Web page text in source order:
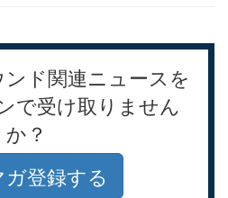
ド関連ニュースを
で受け取りません
か？
ガ登録する